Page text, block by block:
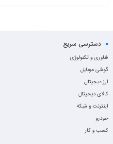
دسترسی سریع
فناوری و تکنولوژی
گوشی موبایل
ارز دیجیتال
کالای دیجیتال
اینترنت و شبکه
خودرو
کسب و کار